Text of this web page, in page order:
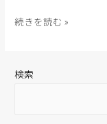
入
続きを読む »
検索